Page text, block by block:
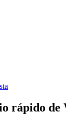
rápido de